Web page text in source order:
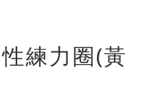
練力圈(黃